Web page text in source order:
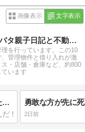
画像表示 文字表示
クワガタ・カブト ドタバタ親子日記と不動産管理 令和編
を行っています。この10
管理物件と借り入れが激
・店舗・倉庫など、約800
います
嫁が急に運転したいと言い出しましたのお話 勇敢な方が先に
2日前